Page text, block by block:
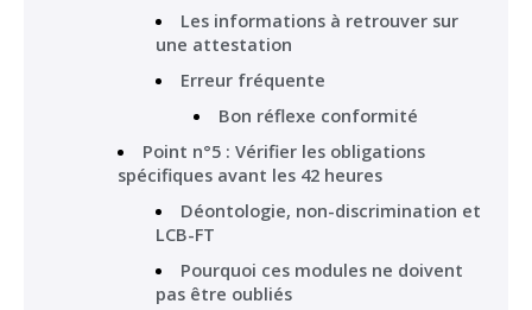
Les informations à retrouver sur
une attestation
Erreur fréquente
Bon réflexe conformité
Point n°5 : Vérifier les obligations
spécifiques avant les 42 heures
Déontologie, non-discrimination et
LCB-FT
Pourquoi ces modules ne doivent
pas être oubliés